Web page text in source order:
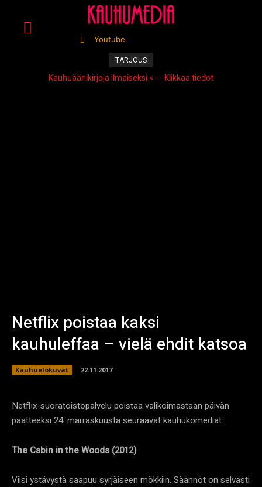
Youtube
TARJOUS
Kauhuäänikirjoja ilmaiseksi <--- Klikkaa tiedot
Netflix poistaa kaksi
kauhuleffaa – vielä ehdit katsoa
Kauhuelokuvat 22.11.2017
Netflix-suoratoistopalvelu poistaa valikoimastaan päivän
päätteeksi 24. marraskuusta seuraavat kauhukomediat:
The Cabin in the Woods (2012)
Viisi ystävystä saapuu syrjäiseen mökkiin. Säännöt on selvästi